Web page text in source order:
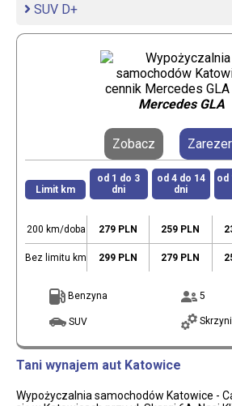
SUV D+
Mercedes GLA
Zobacz
Limit km
od 1 do 3
dni
od 4 do 14
dni
od
200 km/doba 279 PLN 259 PLN
Bez limitu km 299 PLN 279 PLN
Benzyna 5
SUV
Tani wynajem aut Katowice
Wypożyczalnia samochodów Katowice -